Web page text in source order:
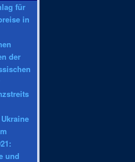
für
in
der
und